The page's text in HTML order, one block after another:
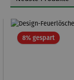
8% gespartRabatt